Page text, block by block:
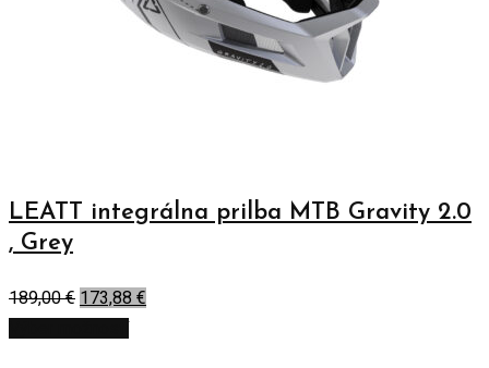
LEATT integrálna prilba MTB Gravity 2.0
, Grey
189,00€ 173,88 €